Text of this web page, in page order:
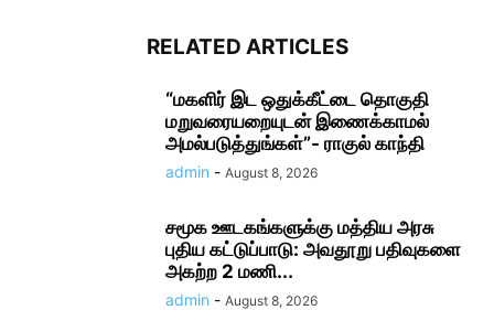
RELATED ARTICLES
“மகளிர் இட ஒதுக்கீட்டை தொகுதி
மறுவரையறையுடன் இணைக்காமல்
அமல்படுத்துங்கள்”- ராகுல் காந்தி
admin - August 8, 2026
சமூக ஊடகங்களுக்கு மத்திய அரசு
புதிய கட்டுப்பாடு: அவதூறு பதிவுகளை
அகற்ற 2 மணி...
admin - August 8, 2026